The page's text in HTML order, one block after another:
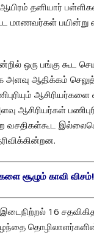
தனியார்
மாணவர்கள் பயின்று
ஒரு பங்கு கூட
ஆதிக்கம்
ஆசிரியர்கள்
வசதிகள்கூட
சூழும் காவி விசம்!
16